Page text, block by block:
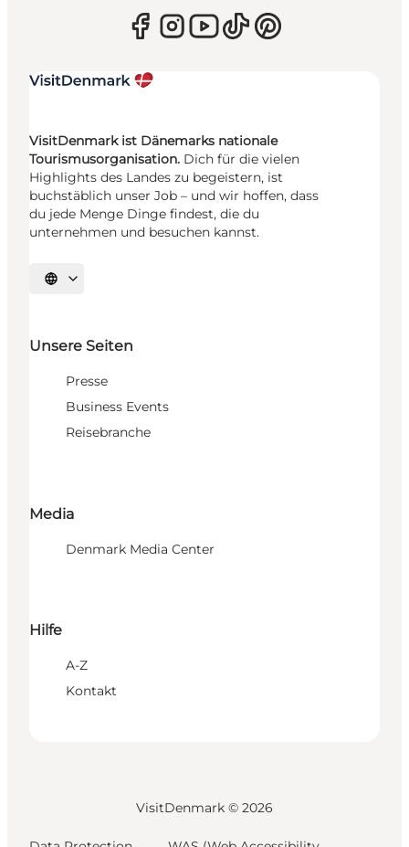
VisitDenmark ist Dänemarks nationale
Tourismusorganisation. Dich für die vielen
Highlights des Landes zu begeistern, ist
buchstäblich unser Job – und wir hoffen, dass
du jede Menge Dinge findest, die du
unternehmen und besuchen kannst.
Sprache auswählen
Unsere Seiten
Presse
Business Events
Reisebranche
Media
Denmark Media Center
Hilfe
A-Z
Kontakt
VisitDenmark © 2026